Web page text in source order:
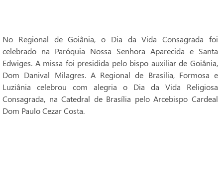
No Regional de Goiânia, o Dia da Vida Consagrada foi
celebrado na Paróquia Nossa Senhora Aparecida e Santa
Edwiges. A missa foi presidida pelo bispo auxiliar de Goiânia,
Dom Danival Milagres. A Regional de Brasília, Formosa e
Luziânia celebrou com alegria o Dia da Vida Religiosa
Consagrada, na Catedral de Brasília pelo Arcebispo Cardeal
Dom Paulo Cezar Costa.